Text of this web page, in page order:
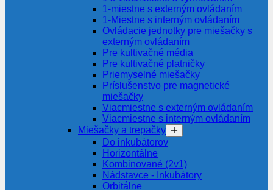
1-miestne s externým ovládaním
1-Miestne s interným ovládaním
Ovládacie jednotky pre miešačky s
externým ovládaním
Pre kultivačné média
Pre kultivačné platničky
Priemyselné miešačky
Príslušenstvo pre magnetické
miešačky
Viacmiestne s externým ovládaním
Viacmiestne s interným ovládaním
Miešačky a trepačky
Do inkubátorov
Horizontálne
Kombinované (2v1)
Nádstavce - Inkubátory
Orbitálne